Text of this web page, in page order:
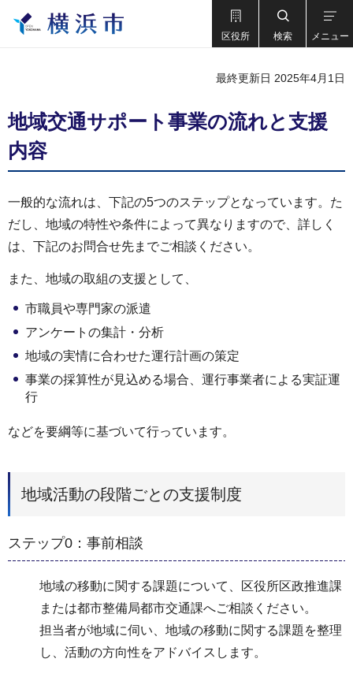
区役所 検索 メニュー
最終更新日 2025年4月1日
地域交通サポート事業の流れと支援
内容
一般的な流れは、下記の5つのステップとなっています。た
だし、地域の特性や条件によって異なりますので、詳しく
は、下記のお問合せ先までご相談ください。
また、地域の取組の支援として、
市職員や専門家の派遣
アンケートの集計・分析
地域の実情に合わせた運行計画の策定
事業の採算性が見込める場合、運行事業者による実証運
行
などを要綱等に基づいて行っています。
地域活動の段階ごとの支援制度
ステップ0：事前相談
地域の移動に関する課題について、区役所区政推進課
または都市整備局都市交通課へご相談ください。
担当者が地域に伺い、地域の移動に関する課題を整理
し、活動の方向性をアドバイスします。